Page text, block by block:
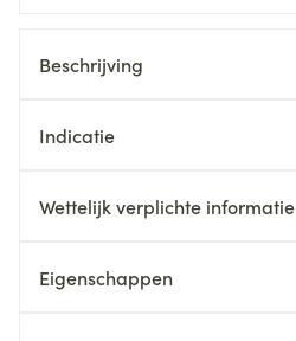
Beschrijving
Indicatie
Wettelijk verplichte informatie
Eigenschappen